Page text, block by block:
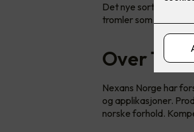
Det nye sortimentet
tromler som passer
Over 100
Nexans Norge har
og applikasjoner.
norske forhold.